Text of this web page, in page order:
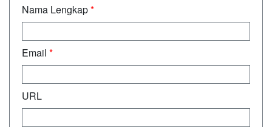
Nama Lengkap*
Email *
URL